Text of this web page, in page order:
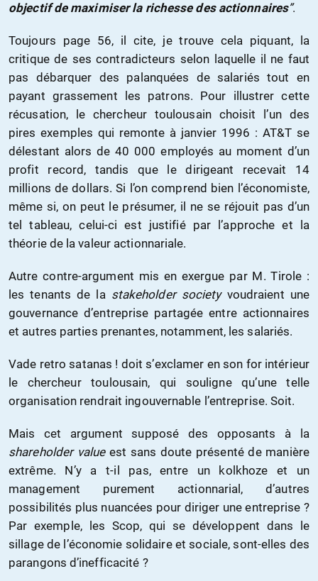
objectif de maximiser la richesse des actionnaires”.
Toujours page 56, il cite, je trouve cela piquant, la
critique de ses contradicteurs selon laquelle il ne faut
pas débarquer des palanquées de salariés tout en
payant grassement les patrons. Pour illustrer cette
récusation, le chercheur toulousain choisit l’un des
pires exemples qui remonte à janvier 1996 : AT&T se
délestant alors de 40 000 employés au moment d’un
profit record, tandis que le dirigeant recevait 14
millions de dollars. Si l’on comprend bien l’économiste,
même si, on peut le présumer, il ne se réjouit pas d’un
tel tableau, celui-ci est justifié par l’approche et la
théorie de la valeur actionnariale.
Autre contre-argument mis en exergue par M. Tirole :
les tenants de la stakeholder societyvoudraient une
gouvernance d’entreprise partagée entre actionnaires
et autres parties prenantes, notamment, les salariés.
Vade retro satanas ! doit s’exclamer en son for intérieur
le chercheur toulousain, qui souligne qu’une telle
organisation rendrait ingouvernable l’entreprise. Soit.
Mais cet argument supposé des opposants à la
shareholder valueest sans doute présenté de manière
extrême. N’y a t-il pas, entre un kolkhoze et un
management purement actionnarial, d’autres
possibilités plus nuancées pour diriger une entreprise ?
Par exemple, les Scop, qui se développent dans le
sillage de l’économie solidaire et sociale, sont-elles des
parangons d’inefficacité ?